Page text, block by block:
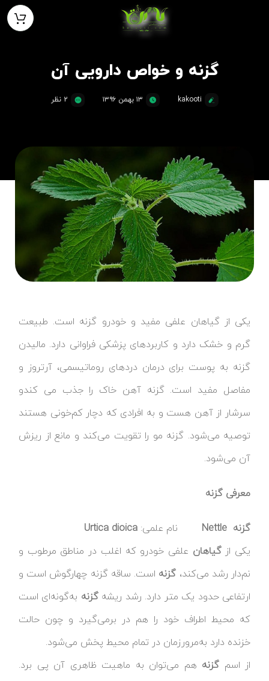
گزنه و خواص دارویی آن
kakooti ۱۳ بهمن ۱۳۹۶ 2 نظر
یکی از گیاهان علفی مفید و خودرو گزنه است. طبیعت
گرم و خشک دارد و کاربردهای پزشکی فراوانی دارد. مالیدن
گزنه به پوست برای درمان دردهای روماتیسمی، آرتروز و
مفاصل مفید است. گزنه آهن خاک را جذب می کندو
سرشار از آهن هست و به افرادی که دچار کم‌خونی هستند
توصیه می‌شود. گزنه مو را تقویت می‌کند و مانع از ریزش
آن می‌شود.
معرفی گزنه
گزنه نام علمی: Urtica dioica
یکی ازگیاهان علفی خودرو که اغلب در مناطق مرطوب و
نم‌دار رشد می‌کند، گزنه است. ساقه گزنه چهارگوش است و
ارتفاعی حدود یک متر دارد. رشد ریشهگزنه به‌گونه‌ای است
که محیط اطراف خود را هم در برمی‌گیرد و چون حالت
خزنده دارد به‌مرورزمان در تمام محیط پخش می‌شود.
از اسم گزنه هم می‌توان به ماهیت ظاهری آن پی برد.